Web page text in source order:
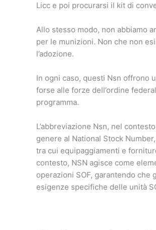
Licc e poi procurarsi il kit di
Allo stesso modo, non abbiamo
per le munizioni. Non che non
l’adozione.
In ogni caso, questi Nsn offrono
forse alle forze dell’ordine
programma.
L’abbreviazione Nsn, nel
genere al National Stock
tra cui equipaggiamenti e
contesto, NSN agisce come
operazioni SOF, garantendo
esigenze specifiche delle unità